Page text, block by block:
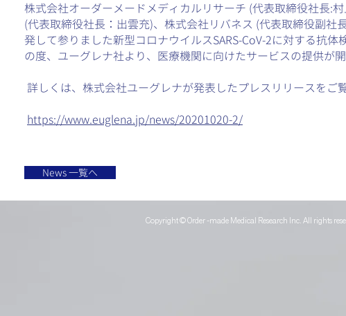
株式会社オーダーメードメディカルリサーチ (代表取締役社長:
(代表取締役社長：出雲充)、株式会社リバネス (代表取締役副社
発して参りました新型コロナウイルスSARS-CoV-2に対する抗体
の度、ユーグレナ社より、医療機関に向けたサービスの提供が開
詳しくは、株式会社ユーグレナが発表したプレスリリースをご
https://www.euglena.jp/news/20201020-2/
News 一覧へ
Copyright © Order -made Medical Research Inc. All rights